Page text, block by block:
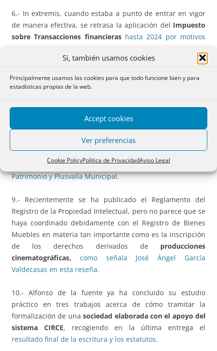
Sí, también usamos cookies
Principalmente usamos las cookies para que todo funcione bien y para
estadísticas propias de la web.
Accept cookies
Ver preferencias
Cookie PolicyPolítica de PrivacidadAviso Legal
6.- In extremis, cuando estaba a punto de entrar en vigor
de manera efectiva, se retrasa la aplicación del Impuesto
sobre Transacciones financieras hasta 2024 por motivos
Jurídico Españolde cuentas en
(el antiguo Twitter).
cada una. En la tabla enlazamos a esas cuentas yen la
mayor parte de los casos a la página web conectada
Cada impuesto, su archivo” podría ser el eslogan para
esta subsección donde abrimos archivo independiente a 6
: ITPyAJD, Sucesiones y Donaciones, IRPF, IVA,
Patrimonio y Plusvalía Municipal.
9.- Recientemente se ha publicado el Reglamento del
Registro de la Propiedad Intelectual, pero no parece que se
haya coordinado debidamente con el Registro de Bienes
Muebles en materia tan importante como es la inscripción
de los derechos derivados de producciones
cinematográficas, como señala José Ángel García
Valdecasas en esta reseña.
10.- Alfonso de la fuente ya ha concluido su estudio
práctico en tres trabajos acerca de cómo tramitar la
formalización de unasociedad elaborada con el apoyo del
sistema CIRCE, recogiendo en la última entrega el
resultado final de la escritura y los estatutos.